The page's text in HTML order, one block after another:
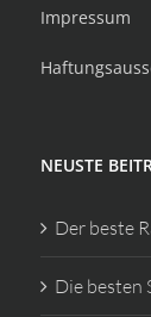
Impressum
NEUSTE
Der beste
Die besten